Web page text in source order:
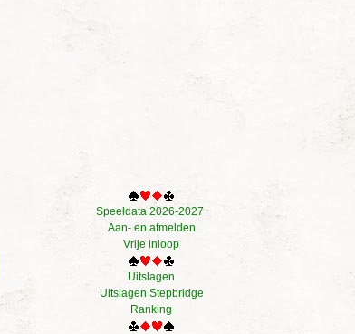
Speeldata 2026-2027
Aan- en afmelden
Vrije inloop
Uitslagen
Uitslagen Stepbridge
Ranking